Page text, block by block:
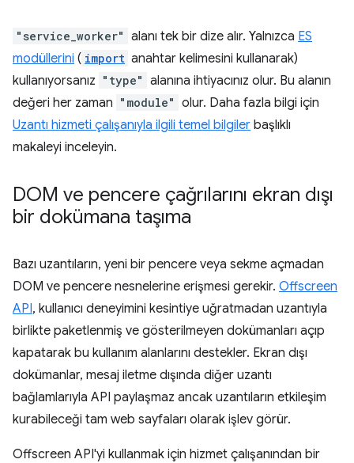
"service_worker" alanı tek bir dize alır. Yalnızca ES
modüllerini ( import anahtar kelimesini kullanarak)
kullanıyorsanız "type" alanına ihtiyacınız olur. Bu alanın
değeri her zaman "module" olur. Daha fazla bilgi için
Uzantı hizmeti çalışanıyla ilgili temel bilgiler başlıklı
makaleyi inceleyin.
DOM ve pencere çağrılarını ekran dışı
bir dokümana taşıma
Bazı uzantıların, yeni bir pencere veya sekme açmadan
DOM ve pencere nesnelerine erişmesi gerekir. Offscreen
API, kullanıcı deneyimini kesintiye uğratmadan uzantıyla
birlikte paketlenmiş ve gösterilmeyen dokümanları açıp
kapatarak bu kullanım alanlarını destekler. Ekran dışı
dokümanlar, mesaj iletme dışında diğer uzantı
bağlamlarıyla API paylaşmaz ancak uzantıların etkileşim
kurabileceği tam web sayfaları olarak işlev görür.
Offscreen API'yi kullanmak için hizmet çalışanından bir